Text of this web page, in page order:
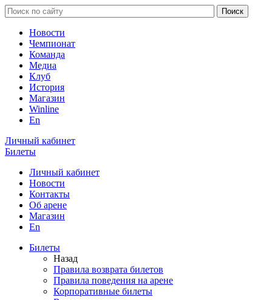
Новости
Чемпионат
Команда
Медиа
Клуб
История
Магазин
Winline
En
Личный кабинет
Билеты
Личный кабинет
Новости
Контакты
Об арене
Магазин
En
Билеты
Назад
Правила возврата билетов
Правила поведения на арене
Корпоративные билеты